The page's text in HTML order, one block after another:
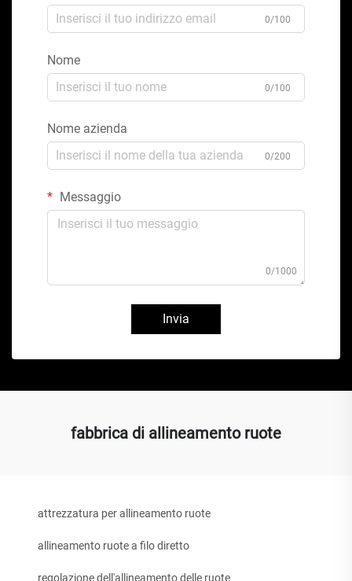
0/100
Nome
0/100
Nome azienda
0/200
Messaggio
0/1000
Invia
fabbrica di allineamento ruote
attrezzatura per allineamento ruote
allineamento ruote a filo diretto
regolazione dell'allineamento delle ruote